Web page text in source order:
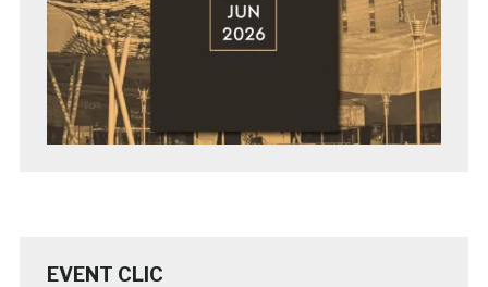
EVENT CLIC